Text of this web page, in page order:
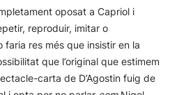
oposat a Capriol i
reproduir, imitar o
res més que insistir en la
que l’original que estimem
carta de D’Agostin fuig de